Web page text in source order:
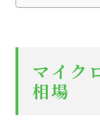
マイク
相場